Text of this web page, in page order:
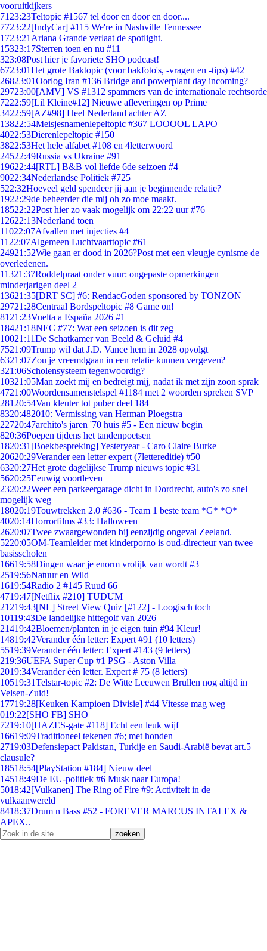
vooruitkijkers
71 23:23Teltopic #1567 tel door en door en door....
7723:22[IndyCar] #115 We're in Nashville Tennessee
1723:21 Ariana Grande verlaat de spotlight.
15323:17Sterren toen en nu #11
323:08Post hier je favoriete SHO podcast!
6723:01Het grote Baktopic (voor bakfoto's, -vragen en -tips) #42
26823:01Oorlog Iran #136 Bridge and powerplant day incoming?
29723:00[AMV] VS #1312 spammers van de internationale rechtsorde
7222:59[Lil Kleine#12] Nieuwe afleveringen op Prime
3422:59[AZ#98] Heel Nederland achter AZ
13822:54Meisjesnamenlepeltopic #367 LOOOOL LAPO
4022:53Dierenlepeltopic #150
3822:53Het hele alfabet #108 en 4letterwoord
24522:49Russia vs Ukraine #91
19622:44[RTL] B&B vol liefde 6de seizoen #4
9022:34Nederlandse Politiek #725
522:32Hoeveel geld spendeer jij aan je beginnende relatie?
1922:29de beheerder die mij oh zo moe maakt.
18522:22Post hier zo vaak mogelijk om 22:22 uur #76
12622:13Nederland toen
11022:07Afvallen met injecties #4
11 22:07Algemeen Luchtvaarttopic #61
24921:52Wie gaan er dood in 2026?Post met een vleugje cynisme de
overledenen.
11321:37Roddelpraat onder vuur: ongepaste opmerkingen
minderjarigen deel 2
13621:35[DRT SC] #6: RendacGoden sponsored by TONZON
29721:28Centraal Bordspeltopic #8 Game on!
81 21:23Vuelta a España 2026 #1
18421:18NEC #77: Wat een seizoen is dit zeg
10021:11De Schatkamer van Beeld & Geluid #4
7521:09Trump wil dat J.D. Vance hem in 2028 opvolgt
6321:07Zou je vreemdgaan in een relatie kunnen vergeven?
321:06Scholensysteem tegenwoordig?
10321:05Man zoekt mij en bedreigt mij, nadat ik met zijn zoon sprak
4721:00Woordensamenstelspel #1184 met 2 woorden spreken SVP
281 20:54Van kleuter tot puber deel 184
8320:482010: Vermissing van Herman Ploegstra
22720:47archito's jaren '70 huis #5 - Een nieuw begin
820:36Poepen tijdens het tandenpoetsen
1820:31 [Boekbespreking] Yesteryear - Caro Claire Burke
20620:29Verander een letter expert (7lettereditie) #50
6320:27Het grote dagelijkse Trump nieuws topic #31
5620:25Eeuwig voortleven
2320:22Weer een parkeergarage dicht in Dordrecht, auto's zo snel
mogelijk weg
18020:19Touwtrekken 2.0 #636 - Team 1 beste team *G* *O*
4020:14Horrorfilms #33: Halloween
2620:07Twee zwaargewonden bij eenzijdig ongeval Zeeland.
5220:05OM-Teamleider met kinderporno is oud-directeur van twee
basisscholen
16619:58Dingen waar je enorm vrolijk van wordt #3
2519:56Natuur en Wild
1619:54Radio 2 #145 Ruud 66
4719:47[Netflix #210] TUDUM
21219:43[NL] Street View Quiz [#122] - Loogisch toch
10119:43De landelijke hittegolf van 2026
21419:42Bloemen/planten in je eigen tuin #94 Kleur!
14819:42Verander één letter: Expert #91 (10 letters)
5519:39Verander één letter: Expert #143 (9 letters)
219:36UEFA Super Cup #1 PSG - Aston Villa
2019:34Verander één letter. Expert # 75 (8 letters)
10519:31Telstar-topic #2: De Witte Leeuwen Brullen nog altijd in
Velsen-Zuid!
17719:28[Keuken Kampioen Divisie] #44 Vitesse mag weg
019:22[SHO FB] SHO
7219:10[HAZES-gate #118] Echt een leuk wijf
16619:09Traditioneel tekenen #6; met honden
2719:03Defensiepact Pakistan, Turkije en Saudi-Arabië bevat art.5
clausule?
18518:54[PlayStation #184] Nieuw deel
14518:49De EU-politiek #6 Musk naar Europa!
5018:42[Vulkanen] The Ring of Fire #9: Activiteit in de
vulkaanwereld
8418:37Drum n Bass #52 - FOREVER MARCUS INTALEX &
APEX..